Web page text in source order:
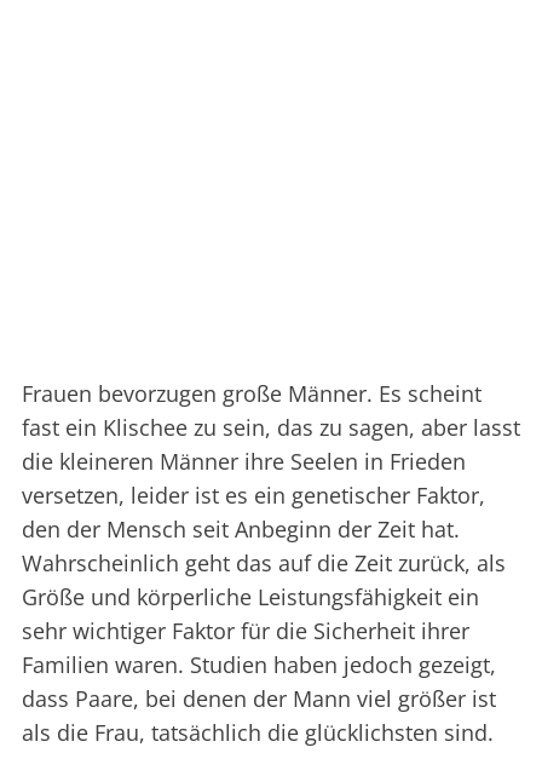
Frauen bevorzugen große Männer. Es scheint
fast ein Klischee zu sein, das zu sagen, aber lasst
die kleineren Männer ihre Seelen in Frieden
versetzen, leider ist es ein genetischer Faktor,
den der Mensch seit Anbeginn der Zeit hat.
Wahrscheinlich geht das auf die Zeit zurück, als
Größe und körperliche Leistungsfähigkeit ein
sehr wichtiger Faktor für die Sicherheit ihrer
Familien waren. Studien haben jedoch gezeigt,
dass Paare, bei denen der Mann viel größer ist
als die Frau, tatsächlich die glücklichsten sind.